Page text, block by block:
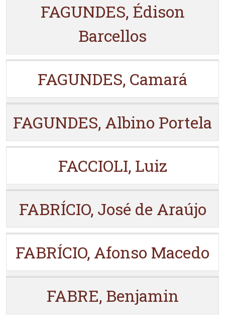
FAGUNDES, Édison
Barcellos
FAGUNDES, Camará
FAGUNDES, Albino Portela
FACCIOLI, Luiz
FABRÍCIO, José de Araújo
FABRÍCIO, Afonso Macedo
FABRE, Benjamin